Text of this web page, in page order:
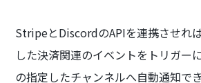
StripeとDiscordのAPIを連携させれ
した決済関連のイベントをトリガー
の指定したチャンネルへ自動通知でき